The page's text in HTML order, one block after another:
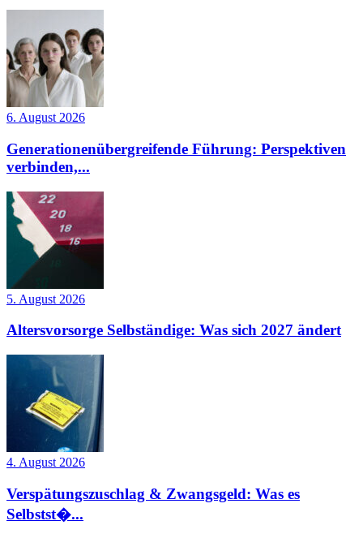
6. August 2026
Generationenübergreifende Führung: Perspektiven
verbinden,...
5. August 2026
Altersvorsorge Selbständige: Was sich 2027 ändert
4. August 2026
Verspätungszuschlag & Zwangsgeld: Was es
Selbstst�...